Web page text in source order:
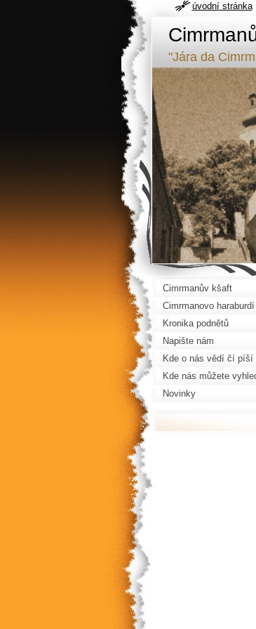
"Jára da
Cimrmanův kšaft
Cimrmanovo haraburdí
Kronika podnětů
Napište nám
Kde o nás vědí čí píší
Kde nás můžete
Novinky
úvodní stránka